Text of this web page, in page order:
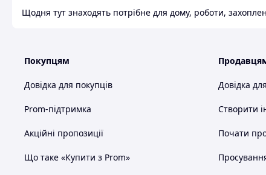
Щодня тут знаходять потрібне для дому, роботи,
Покупцям
Довідка для покупців
Prom-підтримка
Акційні пропозиції
Що таке «Купити з Prom»
Довідка
Створити
Почати